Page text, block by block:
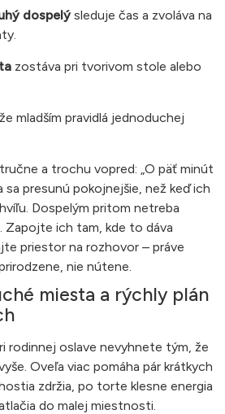
dospelýsleduje čas a zvoláva na
zostáva pri tvorivom stole alebo
mladším pravidlá jednoduchej
a trochu vopred: „O päť minút
presunú pokojnejšie, než keď ich
Dospelým pritom netreba
Zapojte ich tam, kde to dáva
priestor na rozhovor – práve
nie nútene.
miesta a rýchly plán
rodinnej oslave nevyhnete tým, že
Oveľa viac pomáha pár krátkych
zdržia, po torte klesne energia
do malej miestnosti.